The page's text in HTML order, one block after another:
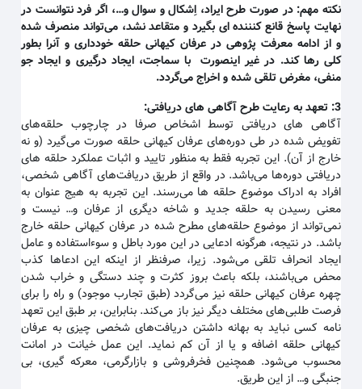
نکته مهم: در صورت طرح ایراد، اِشکال و سوال و…، اگر فرد نتوانست در
نهایت پاسخ قانع کنننده ای بگیرد و متقاعد نشد، می‌تواند منصرف شده
و از ادامه معرفت پژوهی در عرفان کیهانی حلقه خودداری و آنرا بطور
کلی رها کند. در غیر اینصورت با سماجت، ایجاد درگیری و ایجاد جو
منفی، مغرض تلقی شده و اخراج می‌گردد.
تعهد به رعایت طرح آگاهی های دریافتی:
آگاهی های دریافتی توسط اشخاص صرفا در چارچوب حلقه‌های
تفویض شده در طی دوره‌های عرفان کیهانی حلقه صورت می‌گیرد (و نه
خارج از آن). این تجربه فقط به منظور تایید و اثبات عملکرد حلقه های
دریافتی دوره‌ها می‌باشد. در واقع از طریق دریافت‌های آگاهی شخصی،
افراد به ادراک موضوع حلقه ها می‌رسند. این تجربه به هیج عنوان به
معنی رسیدن به حلقه جدید و شاخه دیگری از عرفان و… نیست و
نمی‌تواند از موضوع حلقه‌های مطرح شده در عرفان کیهانی حلقه خارج
باشد. در نتیجه، هرگونه ادعایی در این مورد باطل و سوءاستفاده و عامل
ایجاد انحراف تلقی می‌شود. زیرا، صرفنظر از اینکه این ادعاها کذب
محض می‌باشند، بلکه باعث بروز کثرت و چند دستگی و خراب شدن
چهره عرفان کیهانی حلقه نیز می‌گردد (طبق تجارب موجود) و راه را برای
فرصت طلبی‌های مختلف دیگر نیز باز می‌کند. بنابراین، بر طبق این تعهد
نامه کسی نباید به بهانه داشتن دریافت‌های شخصی چیزی به عرفان
کیهانی حلقه اضافه و یا از آن کم نماید. این عمل خیانت در امانت
محسوب می‌شود. همچنین فخرفروشی و بازارگرمی، معرکه گیری، بی
جنبگی و… از این طریق.